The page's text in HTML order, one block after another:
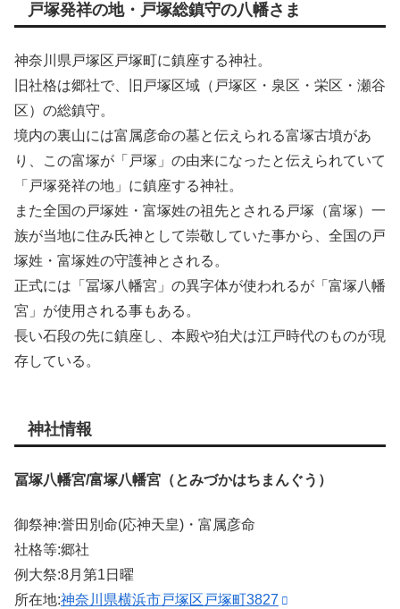
戸塚発祥の地・戸塚総鎮守の八幡さま
神奈川県戸塚区戸塚町に鎮座する神社。
旧社格は郷社で、旧戸塚区域（戸塚区・泉区・栄区・瀬谷
区）の総鎮守。
境内の裏山には富属彦命の墓と伝えられる富塚古墳があ
り、この富塚が「戸塚」の由来になったと伝えられていて
「戸塚発祥の地」に鎮座する神社。
また全国の戸塚姓・富塚姓の祖先とされる戸塚（富塚）一
族が当地に住み氏神として崇敬していた事から、全国の戸
塚姓・富塚姓の守護神とされる。
正式には「冨塚八幡宮」の異字体が使われるが「富塚八幡
宮」が使用される事もある。
長い石段の先に鎮座し、本殿や狛犬は江戸時代のものが現
存している。
神社情報
冨塚八幡宮/富塚八幡宮（とみづかはちまんぐう）
御祭神:誉田別命(応神天皇)・富属彦命
社格等:郷社
例大祭:8月第1日曜
所在地:神奈川県横浜市戸塚区戸塚町3827